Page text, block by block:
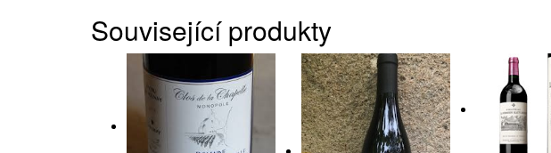
Související produkty